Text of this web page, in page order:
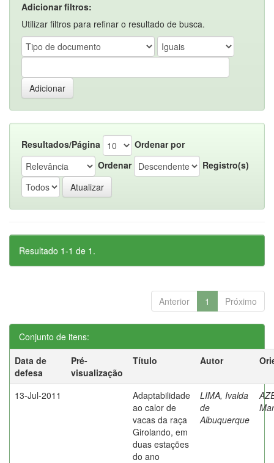
Adicionar filtros:
Utilizar filtros para refinar o resultado de busca.
Resultados/Página
Ordenar por
Ordenar
Registro(s)
Resultado 1-1 de 1.
Anterior 1 Próximo
Conjunto de itens:
Data de
defesa
Pré-
visualização
Título Autor
13-Jul-2011
Adaptabilidade
ao calor de
vacas da raça
Girolando, em
duas estações
do ano
LIMA, Ivalda
de
Albuquerque